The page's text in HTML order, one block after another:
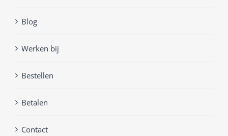
Blog
Werken bij
Bestellen
Betalen
Contact